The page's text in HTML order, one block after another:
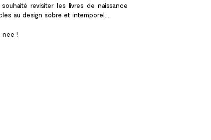
revisiter les livres de naissance
au design sobre et intemporel...
née !